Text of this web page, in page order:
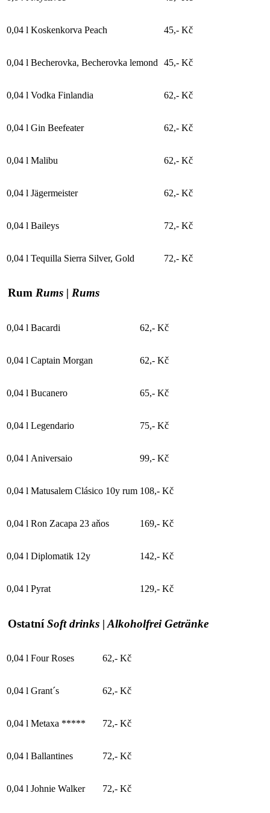
0,04 l Koskenkorva Peach 45,- Kč
0,04 l Becherovka, Becherovka lemond 45,- Kč
0,04 l Vodka Finlandia 62,- Kč
0,04 l Gin Beefeater 62,- Kč
0,04 l Malibu 62,- Kč
0,04 l Jägermeister 62,- Kč
0,04 l Baileys 72,- Kč
0,04 l Tequilla Sierra Silver, Gold 72,- Kč
Rum Rums | Rums
0,04 l Bacardi 62,- Kč
0,04 l Captain Morgan 62,- Kč
0,04 l Bucanero 65,- Kč
0,04 l Legendario 75,- Kč
0,04 l Aniversaio 99,- Kč
0,04 l Matusalem Clásico 10y rum 108,- Kč
0,04 l Ron Zacapa 23 aňos 169,- Kč
0,04 l Diplomatik 12y 142,- Kč
0,04 l Pyrat 129,- Kč
OstatníSoft drinks | Alkoholfrei Getränke
0,04 l Four Roses 62,- Kč
0,04 l Grant´s 62,- Kč
0,04 l Metaxa ***** 72,- Kč
0,04 l Ballantines 72,- Kč
0,04 l Johnie Walker 72,- Kč